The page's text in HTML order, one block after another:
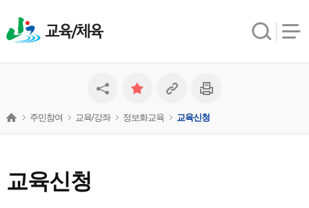
교육/체육
교육신청
주민참여 교육/강좌 정보화교육 교육신청